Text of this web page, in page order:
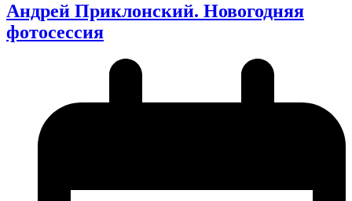
Андрей Приклонский. Новогодняя
фотосессия